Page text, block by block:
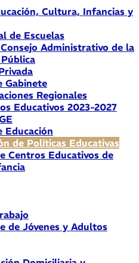
Cultura, Infancias y
de Escuelas
Administrativo de la
Gabinete
Regionales
Educativos 2023-2027
Educación
de Políticas Educativas
Centros Educativos de
de Jóvenes y Adultos